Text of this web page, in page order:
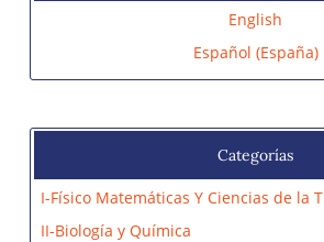
English
Español (España)
Categorías
I-Físico Matemáticas Y Ciencias de la
II-Biología y Química